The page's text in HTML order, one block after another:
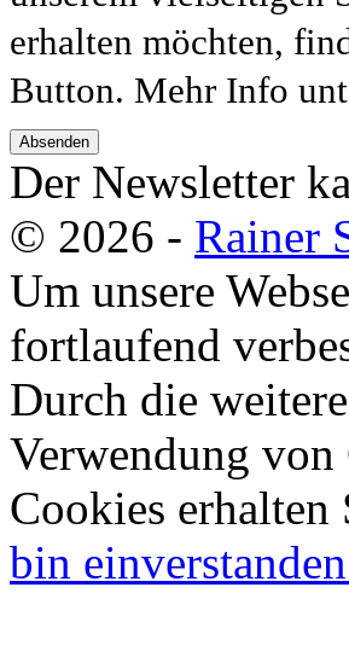
erhalten möchten,
Button. Mehr Info
Absenden
Der Newsletter
© 2026 - Rainer
Um unsere
fortlaufend
Durch die
Verwendung
Cookies
bin